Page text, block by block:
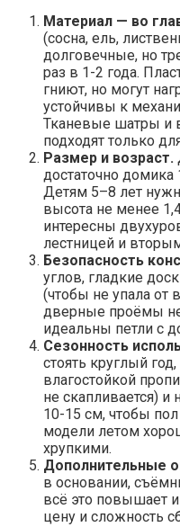
Материал — во
(сосна, ель,
долговечные, но
раз в 1-2 года.
гниют, но могут
устойчивы к
Тканевые шатры и
подходят только
Размер и возраст.
достаточно домика
Детям 5–8 лет
высота не менее
интересны
лестницей и
Безопасность
углов, гладкие
(чтобы не упала от
дверные проёмы
идеальны петли с
Сезонность
стоять круглый
влагостойкой
не скапливается)
10-15 см, чтобы
модели летом
хрупкими.
Дополнительные
в основании,
всё это повышает
цену и сложность